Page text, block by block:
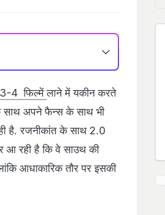
3-4 फिल्मेंलाने में यकीन करते
के साथ अपने फैन्स के साथ भी
है. रजनीकांत के साथ 2.0
आ रही है कि वे साउथ की
आधाकारिक तौर पर इसकी